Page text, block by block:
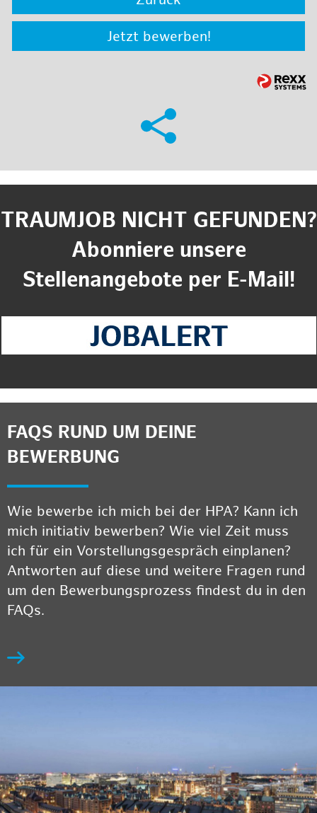
Jetzt bewerben!
TRAUMJOB NICHT GEFUNDEN?
Abonniere unsere
Stellenangebote per E-Mail!
FAQS RUND UM DEINE
BEWERBUNG
Wie bewerbe ich mich bei der HPA? Kann ich
mich initiativ bewerben? Wie viel Zeit muss
ich für ein Vorstellungsgespräch einplanen?
Antworten auf diese und weitere Fragen rund
um den Bewerbungsprozess findest du in den
FAQs.